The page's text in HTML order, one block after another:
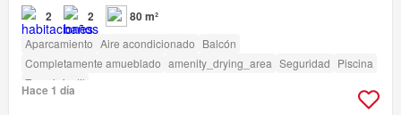
2 2 80 m²
Aparcamiento Aire acondicionado Balcón
Completamente amueblado amenity_drying_area Seguridad Piscina
Zona infantil
Hace 1 día